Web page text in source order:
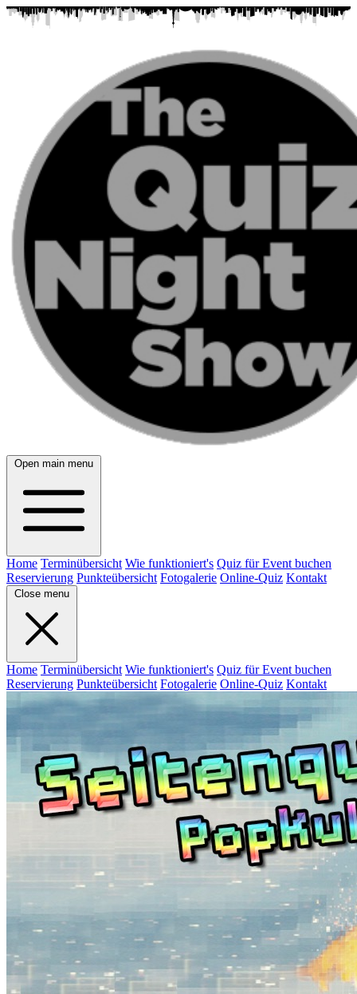
Open main menu
Home Terminübersicht Wie funktioniert's Quiz für Event buchen
Reservierung Punkteübersicht Fotogalerie Online-Quiz Kontakt
Close menu
Home Terminübersicht Wie funktioniert's Quiz für Event buchen
Reservierung Punkteübersicht Fotogalerie Online-Quiz Kontakt